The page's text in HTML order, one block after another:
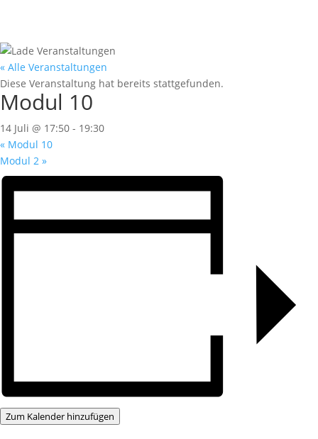
« Alle Veranstaltungen
Diese Veranstaltung hat bereits stattgefunden.
Modul 10
14 Juli @ 17:50 - 19:30
« Modul 10
Modul 2 »
Zum Kalender hinzufügen